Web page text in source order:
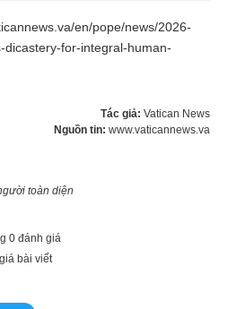
en/pope/news/2026-
for-integral-human-
Tác giả: Vatican News
Nguồn tin: www.vaticannews.va
toàn diện
0 đánh giá
bài viết